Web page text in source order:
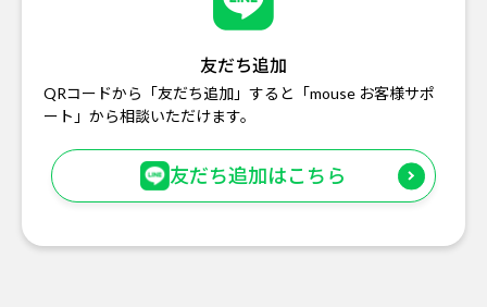
友だち追加
QRコードから「友だち追加」すると「mouse お客様サポ
ート」から相談いただけます。
友だち追加はこちら